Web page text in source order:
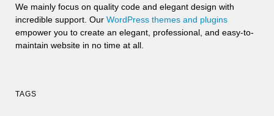
We mainly focus on quality code and elegant design with
incredible support. Our WordPress themes and plugins
empower you to create an elegant, professional, and easy-to-
maintain website in no time at all.
TAGS